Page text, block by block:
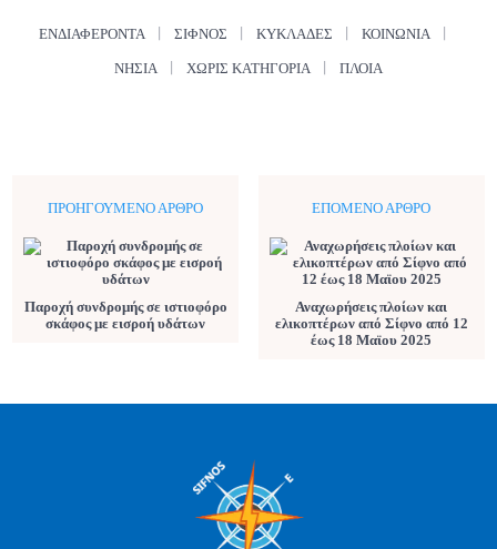
ΕΝΔΙΑΦΈΡΟΝΤΑ ΣΊΦΝΟΣ ΚΥΚΛΆΔΕΣ ΚΟΙΝΩΝΊΑ
ΝΗΣΙΆ ΧΩΡΊΣ ΚΑΤΗΓΟΡΊΑ ΠΛΟΊΑ
ΠΡΟΗΓΟΎΜΕΝΟ ΆΡΘΡΟ
Παροχή συνδρομής σε ιστιοφόρο
σκάφος με εισροή υδάτων
ΕΠΌΜΕΝΟ ΆΡΘΡΟ
Αναχωρήσεις πλοίων και
ελικοπτέρων από Σίφνο από 12
έως 18 Μαϊου 2025